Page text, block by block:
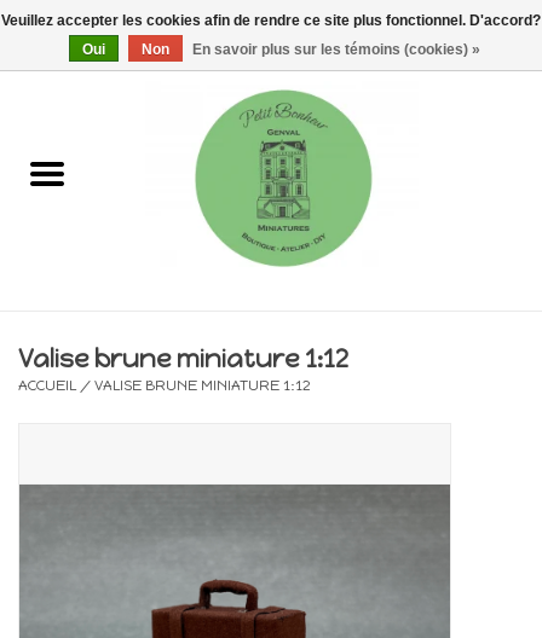
0 Articles - €0,00
Maisons, vitrines & kits
Electricité
Valise brune miniature 1:12
ACCUEIL / VALISE BRUNE MINIATURE 1:12
Veuillez accepter les cookies afin de rendre ce site plus fonctionnel. D'accord?
Oui
Non En savoir plus sur les témoins (cookies) »